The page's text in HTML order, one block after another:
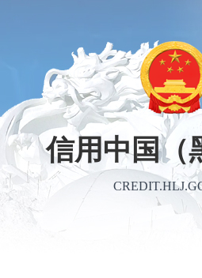
信用中国（